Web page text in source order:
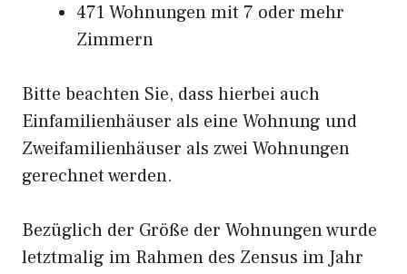
471 Wohnungen mit 7 oder mehr
Zimmern
Bitte beachten Sie, dass hierbei auch
Einfamilienhäuser als eine Wohnung und
Zweifamilienhäuser als zwei Wohnungen
gerechnet werden.
Bezüglich der Größe der Wohnungen wurde
letztmalig im Rahmen des Zensus im Jahr